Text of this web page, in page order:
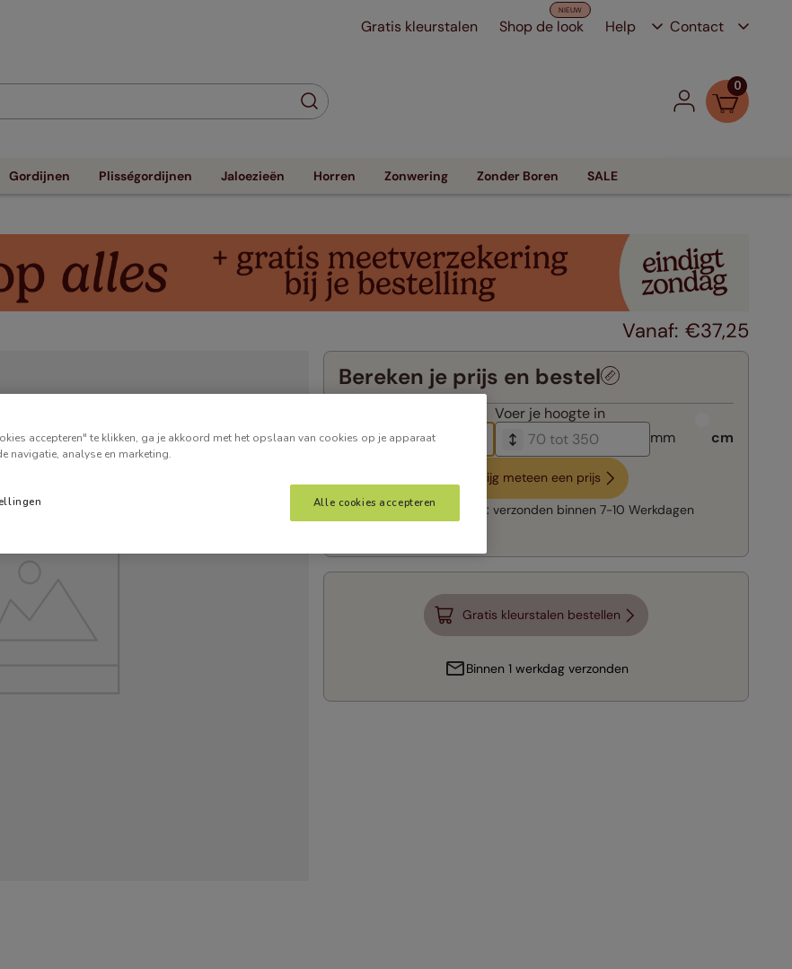
Gratis kleurstalen Shop de look Help Contact
0
Gordijnen Plisségordijnen Jaloezieën Horren Zonwering Zonder Boren SALE
€37,25
Bereken je prijs en bestel
Voer je hoogte in
mm
cm
Krijg meteen een prijs
Snelle levering: verzonden binnen 7-10 Werkdagen
Gratis kleurstalen bestellen
Binnen 1 werkdag verzonden
accepteren" te klikken, ga je akkoord met het opslaan van cookies op je apparaat
navigatie, analyse en marketing.
Alle cookies accepteren